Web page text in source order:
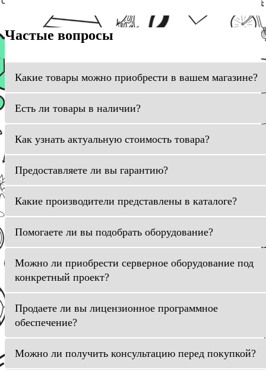
Частые вопросы
Какие товары можно приобрести в вашем магазине?
Есть ли товары в наличии?
Как узнать актуальную стоимость товара?
Предоставляете ли вы гарантию?
Какие производители представлены в каталоге?
Помогаете ли вы подобрать оборудование?
Можно ли приобрести серверное оборудование под
конкретный проект?
Продаете ли вы лицензионное программное
обеспечение?
Можно ли получить консультацию перед покупкой?